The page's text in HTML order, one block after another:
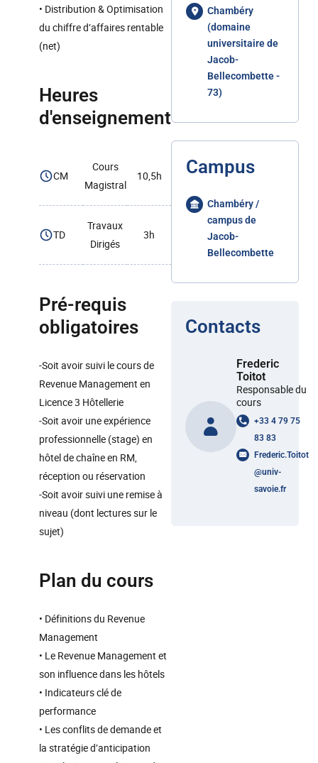
• Distribution & Optimisation
du chiffre d’affaires rentable
(net)
Heures
d'enseignement
CM
Cours
Magistral
10,5h
TD
Travaux
Dirigés
3h
Pré-requis
obligatoires
-Soit avoir suivi le cours de
Revenue Management en
Licence 3 Hôtellerie
-Soit avoir une expérience
professionnelle (stage) en
hôtel de chaîne en RM,
réception ou réservation
-Soit avoir suivi une remise à
niveau (dont lectures sur le
sujet)
Plan du cours
• Définitions du Revenue
Management
• Le Revenue Management et
son influence dans les hôtels
• Indicateurs clé de
performance
• Les conflits de demande et
la stratégie d’anticipation
Chambéry
(domaine
universitaire de
Jacob-
Bellecombette -
73)
Campus
Chambéry /
campus de
Jacob-
Bellecombette
Contacts
Frederic
Toitot
Responsable du
cours
+33 4 79 75
83 83
Frederic.Toitot
@univ-
savoie.fr